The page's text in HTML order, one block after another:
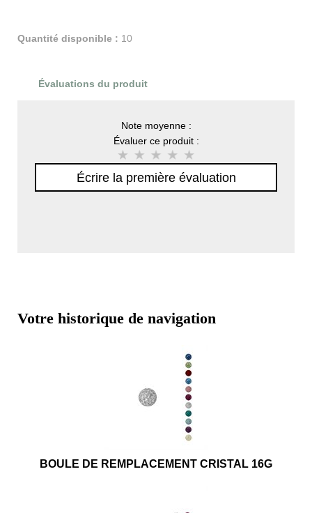
Quantité disponible : 10
Évaluations du produit
Note moyenne :
Évaluer ce produit :
Écrire la première évaluation
Votre historique de navigation
BOULE DE REMPLACEMENT CRISTAL 16G